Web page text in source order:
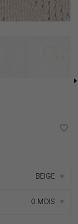
BEIGE ▾
0 MOIS ▾